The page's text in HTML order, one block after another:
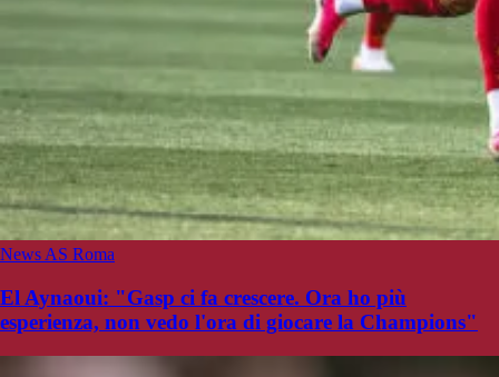
News AS Roma
El Aynaoui: "Gasp ci fa crescere. Ora ho più
esperienza, non vedo l'ora di giocare la Champions"